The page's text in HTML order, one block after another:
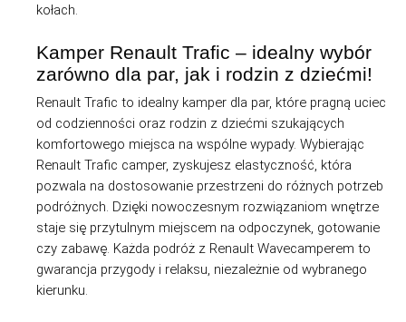
kołach.
Kamper Renault Trafic – idealny wybór
zarówno dla par, jak i rodzin z dziećmi!
Renault Trafic to idealny kamper dla par, które pragną uciec
od codzienności oraz rodzin z dziećmi szukających
komfortowego miejsca na wspólne wypady. Wybierając
Renault Trafic camper, zyskujesz elastyczność, która
pozwala na dostosowanie przestrzeni do różnych potrzeb
podróżnych. Dzięki nowoczesnym rozwiązaniom wnętrze
staje się przytulnym miejscem na odpoczynek, gotowanie
czy zabawę. Każda podróż z Renault Wavecamperem to
gwarancja przygody i relaksu, niezależnie od wybranego
kierunku.